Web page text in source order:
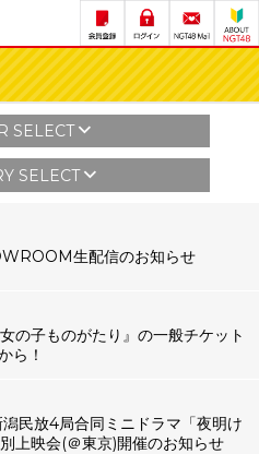
SELECT
SELECT
生配信のお知らせ
の子ものがたり』の一般チケット
ら！
潟民放4局合同ミニドラマ「夜明け
上映会(＠東京)開催のお知らせ